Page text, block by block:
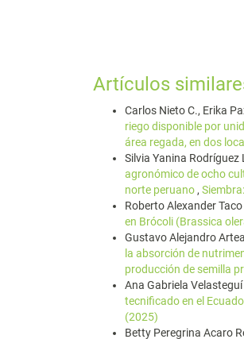
Artículos
Carlos Nieto C., Erika
riego disponible por
área regada, en dos
Silvia Yanina Rodríguez
agronómico de ocho
norte peruano ,
Roberto Alexander
en Brócoli (Brassica
Gustavo Alejandro
la absorción de
producción de semilla
Ana Gabriela
tecnificado en el
(2025)
Betty Peregrina Acaro